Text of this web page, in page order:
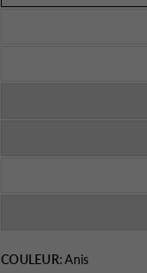
COULEUR:Anis